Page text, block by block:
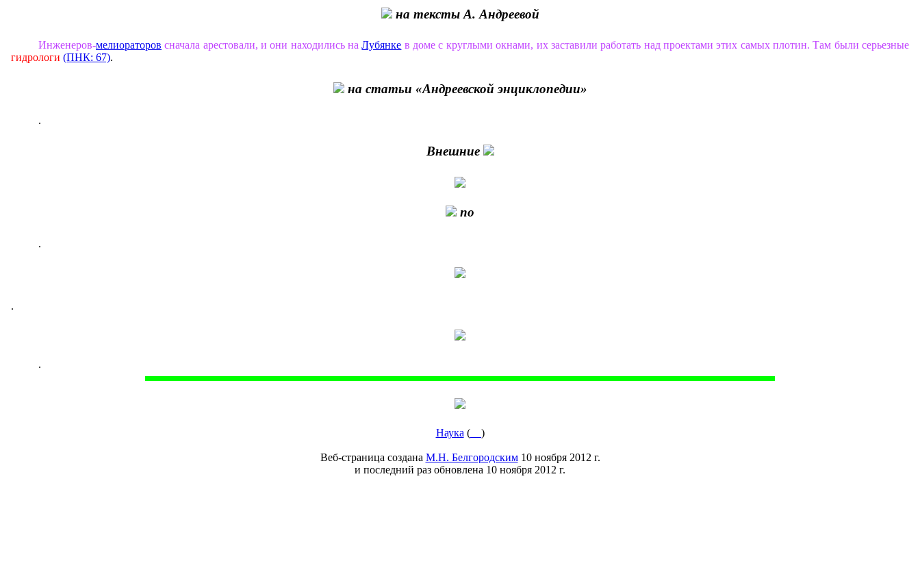
на тексты А. Андреевой
Инженеров-мелиораторов сначала арестовали, и они находились наЛубянке в доме с круглыми окнами, их заставили работать над проектами этих самых плотин. Там были серьезные
гидрологи (ПНК: 67).
на статьи «Андреевской энциклопедии»
.
Внешние
по
.
.
.
Наука (__ )
Веб-страница создана М.Н. Белгородским10 ноября 2012 г.
и последний раз обновлена 10 ноября 2012 г.